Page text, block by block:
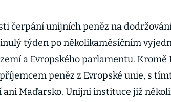
čerpání unijních peněz na
týden po několikaměsíčním
a Evropského parlamentu. Kromě
peněz z Evropské unie, s
ani Maďarsko. Unijní instituce již